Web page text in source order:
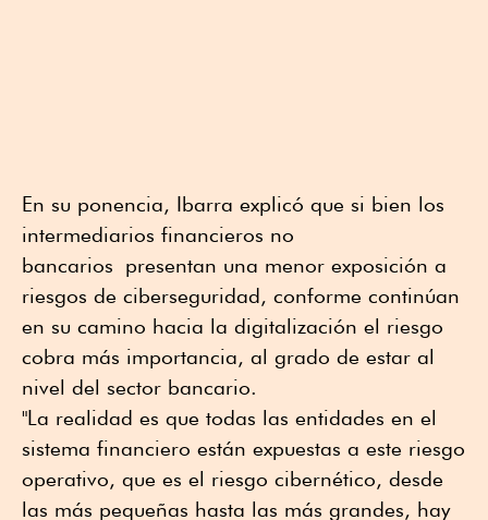
En su ponencia, Ibarra explicó que si bien los
intermediarios financieros no
bancarios presentan una menor exposición a
riesgos de ciberseguridad, conforme continúan
en su camino hacia la digitalización el riesgo
cobra más importancia, al grado de estar al
nivel del sector bancario.
"La realidad es que todas las entidades en el
sistema financiero están expuestas a este riesgo
operativo, que es el riesgo cibernético, desde
las más pequeñas hasta las más grandes, hay